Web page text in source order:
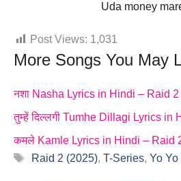
Uda money
Post Views: 1,031
More Songs You May
नशा Nasha Lyrics in Hindi – Raid
तुम्हें दिल्लगी Tumhe Dillagi Lyrics
कमले Kamle Lyrics in Hindi – Raid
Tags
Raid 2 (2025), T-Series, Yo